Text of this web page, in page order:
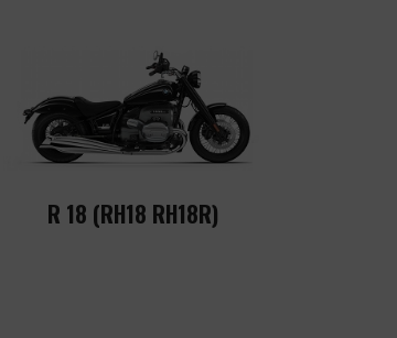
R 18 (RH18 RH18R)